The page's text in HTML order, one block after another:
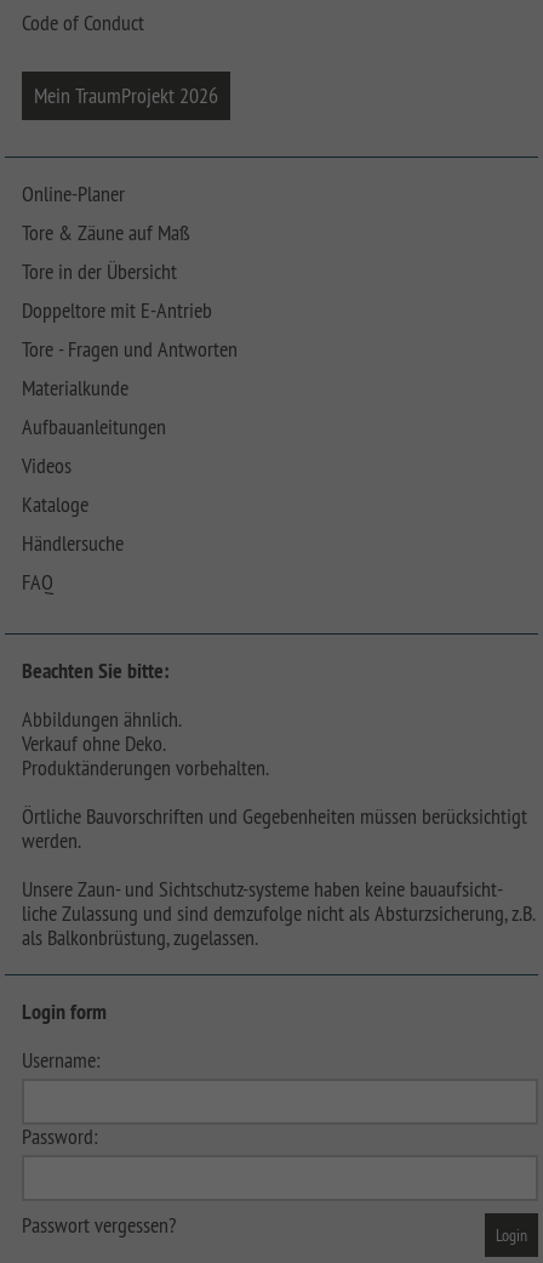
Code of Conduct
Mein TraumProjekt 2026
Online-Planer
Tore & Zäune auf Maß
Tore in der Übersicht
Doppeltore mit E-Antrieb
Tore - Fragen und Antworten
Materialkunde
Aufbauanleitungen
Videos
Kataloge
Händlersuche
FAQ
Beachten Sie bitte:
Abbildungen ähnlich.
Verkauf ohne Deko.
Produktänderungen vorbehalten.
Örtliche Bauvorschriften und Gegebenheiten müssen berücksichtigt
werden.
Unsere Zaun- und Sichtschutz-systeme haben keine bauaufsicht-
liche Zulassung und sind demzufolge nicht als Absturzsicherung, z.B.
als Balkonbrüstung, zugelassen.
Login form
Username:
Password:
Passwort vergessen?